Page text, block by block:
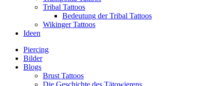
Tribal Tattoos
Bedeutung der Tribal Tattoos
Wikinger Tattoos
Ideen
Piercing
Bilder
Blogs
Brust Tattoos
Die Geschichte des Tätowierens